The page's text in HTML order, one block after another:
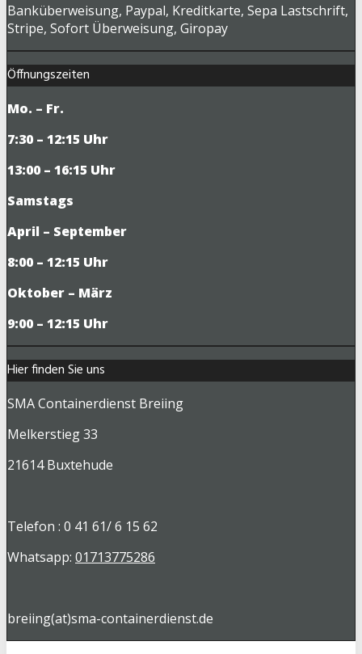
Banküberweisung, Paypal, Kreditkarte, Sepa Lastschrift,
Stripe, Sofort Überweisung, Giropay
Öffnungszeiten
Mo. – Fr.
7:30 – 12:15 Uhr
13:00 – 16:15 Uhr
Samstags
April – September
8:00 – 12:15 Uhr
Oktober – März
9:00 – 12:15 Uhr
Hier finden Sie uns
SMA Containerdienst Breiing
Melkerstieg 33
21614 Buxtehude
Telefon : 0 41 61/ 6 15 62
Whatsapp: 01713775286
breiing(at)sma-containerdienst.de